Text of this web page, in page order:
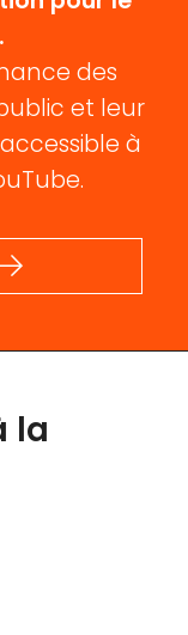
des
et leur
à
la